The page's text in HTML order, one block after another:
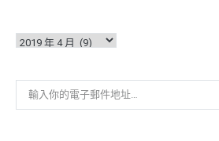
彙
輸入你的電子郵件地址…